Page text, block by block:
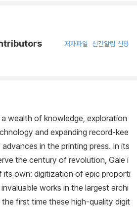
저자파일 신간알림 신청
wealth of knowledge, exploration
and expanding record-kee
in the printing press. In its
the century of revolution, Gale i
its own: digitization of epic proporti
works in the largest archi
first time these high-quality digit